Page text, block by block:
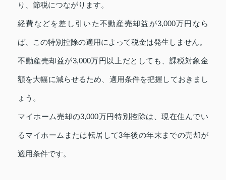
り、節税につながります。
経費などを差し引いた不動産売却益が3,000万円なら
ば、この特別控除の適用によって税金は発生しません。
不動産売却益が3,000万円以上だとしても、課税対象金
額を大幅に減らせるため、適用条件を把握しておきまし
ょう。
マイホーム売却の3,000万円特別控除は、現在住んでい
るマイホームまたは転居して3年後の年末までの売却が
適用条件です。